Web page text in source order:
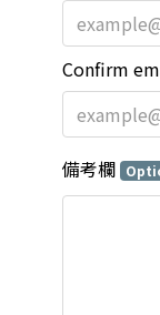
Confirm
備考欄